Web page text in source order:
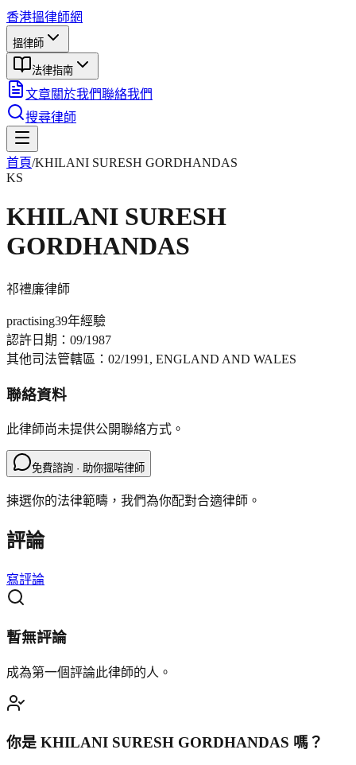
香港搵律師網
搵律師
法律指南
文章關於我們聯絡我們
搜尋律師
首頁/KHILANI SURESH GORDHANDAS
KS
KHILANI SURESH
GORDHANDAS
祁禮廉律師
practising39年經驗
認許日期： 09/1987
其他司法管轄區： 02/1991, ENGLAND AND WALES
聯絡資料
此律師尚未提供公開聯絡方式。
免費諮詢 · 助你搵啱律師
揀選你的法律範疇，我們為你配對合適律師。
評論
寫評論
暫無評論
成為第一個評論此律師的人。
你是 KHILANI SURESH GORDHANDAS 嗎？